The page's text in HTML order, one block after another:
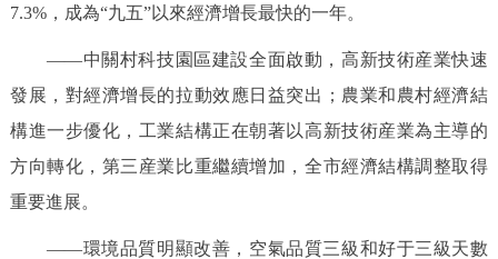
DEUTSCH FRANÇAIS РУССКИЙ ЯЗЫК
ESPAÑOL العربية PORTUGUÊS
7.3%，成為“九五”以來經濟增長最快的一年。
——中關村科技園區建設全面啟動，高新技術産業快速
發展，對經濟增長的拉動效應日益突出；農業和農村經濟結
構進一步優化，工業結構正在朝著以高新技術産業為主導的
方向轉化，第三産業比重繼續增加，全市經濟結構調整取得
重要進展。
——環境品質明顯改善，空氣品質三級和好于三級天數